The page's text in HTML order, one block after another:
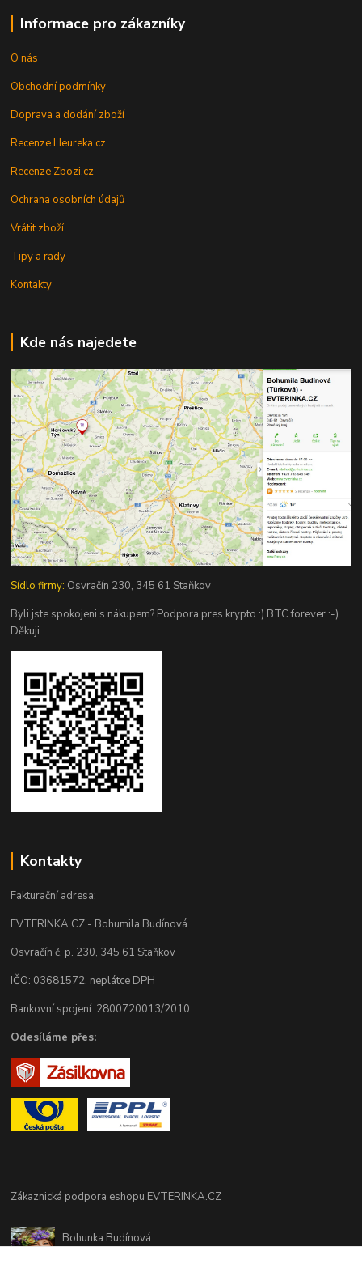
Informace pro zákazníky
O nás
Obchodní podmínky
Doprava a dodání zboží
Recenze Heureka.cz
Recenze Zbozi.cz
Ochrana osobních údajů
Vrátit zboží
Tipy a rady
Kontakty
Kde nás najedete
Sídlo firmy: Osvračín 230, 345 61 Staňkov
Byli jste spokojeni s nákupem? Podpora pres krypto :) BTC forever :-)
Děkuji
Kontakty
Fakturační adresa:
EVTERINKA.CZ - Bohumila Budínová
Osvračín č. p. 230, 345 61 Staňkov
IČO: 03681572, neplátce DPH
Bankovní spojení: 2800720013/2010
Odesíláme přes:
Zákaznická podpora eshopu EVTERINKA.CZ
Bohunka Budínová